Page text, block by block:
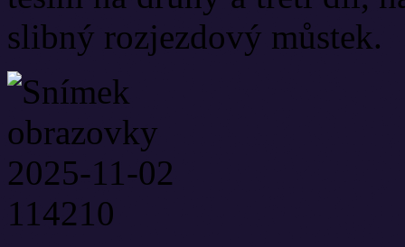
slibný rozjezdový můstek.